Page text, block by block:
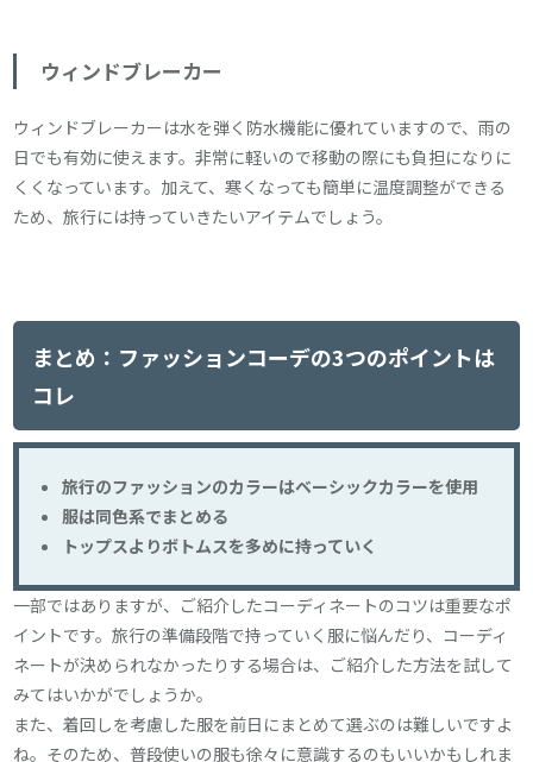
ウィンドブレーカー
ウィンドブレーカーは水を弾く防水機能に優れていますので、雨の
日でも有効に使えます。非常に軽いので移動の際にも負担になりに
くくなっています。加えて、寒くなっても簡単に温度調整ができる
ため、旅行には持っていきたいアイテムでしょう。
まとめ：ファッションコーデの3つのポイントは
コレ
旅行のファッションのカラーはベーシックカラーを使用
服は同色系でまとめる
トップスよりボトムスを多めに持っていく
一部ではありますが、ご紹介したコーディネートのコツは重要なポ
イントです。旅行の準備段階で持っていく服に悩んだり、コーディ
ネートが決められなかったりする場合は、ご紹介した方法を試して
みてはいかがでしょうか。
また、着回しを考慮した服を前日にまとめて選ぶのは難しいですよ
ね。そのため、普段使いの服も徐々に意識するのもいいかもしれま